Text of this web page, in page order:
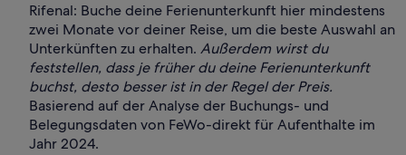
Rifenal: Buche deine Ferienunterkunft hier mindestens
zwei Monate vor deiner Reise, um die beste Auswahl an
Unterkünften zu erhalten. Außerdem wirst du
feststellen, dass je früher du deine Ferienunterkunft
buchst, desto besser ist in der Regel der Preis.
Basierend auf der Analyse der Buchungs- und
Belegungsdaten von FeWo-direkt für Aufenthalte im
Jahr 2024.